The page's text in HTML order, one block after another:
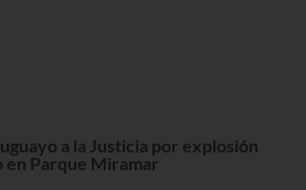
a la Justicia por explosión
en Parque Miramar